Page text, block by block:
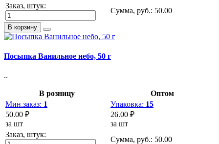
Заказ, штук:
Сумма, руб.: 50.00
В корзину
Посыпка Ванильное небо, 50 г
..
В розницу
Оптом
Мин.заказ: 1
50.00 ₽
за шт
Упаковка: 15
26.00 ₽
за шт
Заказ, штук:
Сумма, руб.: 50.00